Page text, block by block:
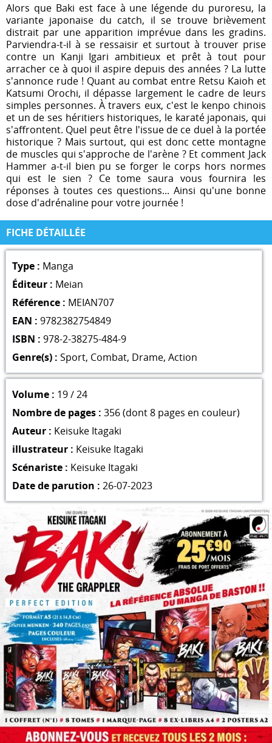
Alors que Baki est face à une légende du puroresu, la
variante japonaise du catch, il se trouve brièvement
distrait par une apparition imprévue dans les gradins.
Parviendra-t-il à se ressaisir et surtout à trouver prise
contre un Kanji Igari ambitieux et prêt à tout pour
arracher ce à quoi il aspire depuis des années ? La lutte
s'annonce rude ! Quant au combat entre Retsu Kaioh et
Katsumi Orochi, il dépasse largement le cadre de leurs
simples personnes. À travers eux, c'est le kenpo chinois
et un de ses héritiers historiques, le karaté japonais, qui
s'affrontent. Quel peut être l'issue de ce duel à la portée
historique ? Mais surtout, qui est donc cette montagne
de muscles qui s'approche de l'arène ? Et comment Jack
Hammer a-t-il bien pu se forger le corps hors normes
qui est le sien ? Ce tome saura vous fournira les
réponses à toutes ces questions... Ainsi qu'une bonne
dose d'adrénaline pour votre journée !
FICHE DÉTAILLÉE
Type : Manga
Éditeur : Meian
Référence : MEIAN707
EAN : 9782382754849
ISBN : 978-2-38275-484-9
Genre(s) : Sport, Combat, Drame, Action
Volume : 19 / 24
Nombre de pages : 356 (dont 8 pages en couleur)
Auteur : Keisuke Itagaki
illustrateur : Keisuke Itagaki
Scénariste : Keisuke Itagaki
Date de parution : 26-07-2023